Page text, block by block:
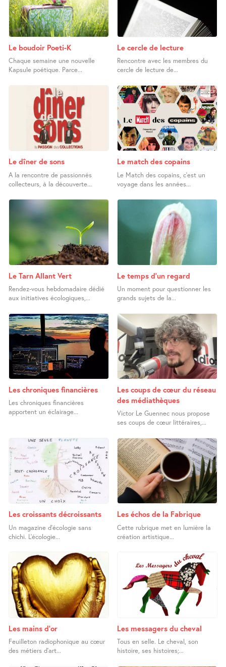
Le boudoir Poeti-K
Chaque semaine une nouvelle
Kapsule poétique. Parce...
Le cercle de lecture
Rencontre avec les membres du
cercle de lecture de...
Le dîner de sons
A la rencontre de passionnés
collecteurs, à la découverte...
Le match des copains
Le Match des copains, c’est un
voyage dans les années...
Le Tarn Allant Vert
Rendez-vous hebdomadaire dédié
aux initiatives écologiques,...
Le temps d’un regard
Un moment pour questionner les
grands sujets de la...
Les chroniques financières
Les chroniques financières
apportent un éclairage...
Les coups de cœur du réseau
des médiathèques
Victor Le Guennec nous propose
ses coups de cœur littéraires,...
Les croissants décroissants
Un magazine d’écologie sans
chichi. L’écologie...
Les échos de la Fabrique
Cette rubrique met en lumière la
création artistique...
Les mains d’or
Feuilleton radiophonique au cœur
des métiers d’art...
Les messagers du cheval
Tous en selle. Le cheval, son
histoire, ses histoires;...